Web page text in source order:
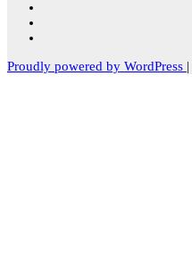
Proudly powered by WordPress |